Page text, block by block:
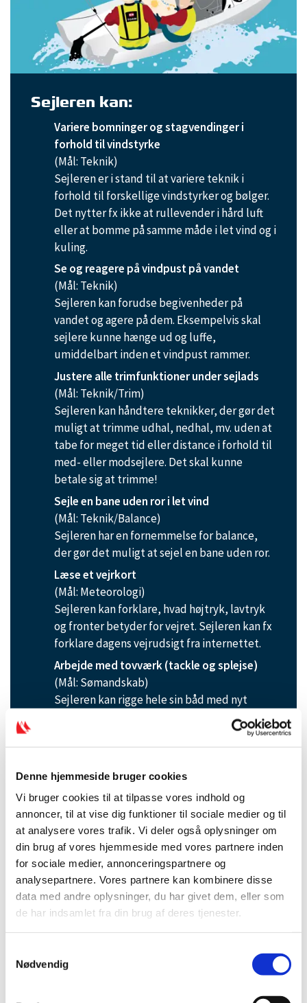
Denne hjemmeside bruger cookies
Vi bruger cookies til at tilpasse vores indhold og
annoncer, til at vise dig funktioner til sociale medier og til
at analysere vores trafik. Vi deler også oplysninger om
din brug af vores hjemmeside med vores partnere inden
for sociale medier, annonceringspartnere og
analysepartnere. Vores partnere kan kombinere disse
data med andre oplysninger, du har givet dem, eller som
de har indsamlet fra din brug af deres tjenester.
Nødvendig
Sejleren kan:
Variere bomninger og stagvendinger i
forhold til vindstyrke
(Mål: Teknik)
Sejleren er i stand til at variere teknik i
forhold til forskellige vindstyrker og bølger.
Det nytter fx ikke at rullevender i hård luft
eller at bomme på samme måde i let vind og i
kuling.
Se og reagere på vindpust på vandet
(Mål: Teknik)
Sejleren kan forudse begivenheder på
vandet og agere på dem. Eksempelvis skal
sejlere kunne hænge ud og luffe,
umiddelbart inden et vindpust rammer.
Justere alle trimfunktioner under sejlads
(Mål: Teknik/Trim)
Sejleren kan håndtere teknikker, der gør det
muligt at trimme udhal, nedhal, mv. uden at
tabe for meget tid eller distance i forhold til
med- eller modsejlere. Det skal kunne
betale sig at trimme!
Sejle en bane uden ror i let vind
(Mål: Teknik/Balance)
Sejleren har en fornemmelse for balance,
der gør det muligt at sejel en bane uden ror.
Læse et vejrkort
(Mål: Meteorologi)
Sejleren kan forklare, hvad højtryk, lavtryk
og fronter betyder for vejret. Sejleren kan fx
forklare dagens vejrudsigt fra internettet.
Arbejde med tovværk (tackle og splejse)
(Mål: Sømandskab)
Sejleren kan rigge hele sin båd med nyt
tovværk. Sejleren kan lave de løsninger, som
dårligt vejr
Eksempel: Sejleren kan selv løse et givent
problem og komme sikkert i havn, hvis et
fald, et udhal eller et rorbeslag knækker.
Hvis en blok går i stykker under kapsejlads,
kan sejleren selv løse problemet og
gennemføre sejladsen.
Påvirke din egen motivation positivt
(Mål: Motivation/Mentalt overskud)
det går godt. Sejleren er i kontakt med sine